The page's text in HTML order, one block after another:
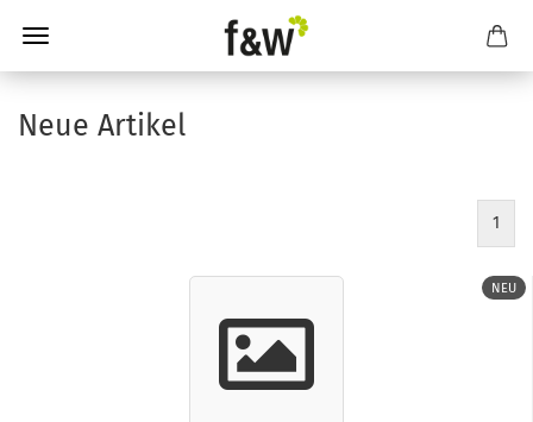
Neue Artikel
1
NEU